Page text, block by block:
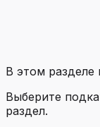
В этом разделе
Выберите
раздел.